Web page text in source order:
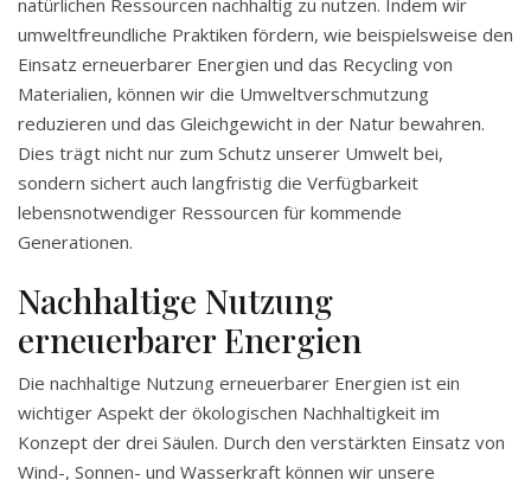
natürlichen Ressourcen nachhaltig zu nutzen. Indem wir
umweltfreundliche Praktiken fördern, wie beispielsweise den
Einsatz erneuerbarer Energien und das Recycling von
Materialien, können wir die Umweltverschmutzung
reduzieren und das Gleichgewicht in der Natur bewahren.
Dies trägt nicht nur zum Schutz unserer Umwelt bei,
sondern sichert auch langfristig die Verfügbarkeit
lebensnotwendiger Ressourcen für kommende
Generationen.
Nachhaltige Nutzung
erneuerbarer Energien
Die nachhaltige Nutzung erneuerbarer Energien ist ein
wichtiger Aspekt der ökologischen Nachhaltigkeit im
Konzept der drei Säulen. Durch den verstärkten Einsatz von
Wind-, Sonnen- und Wasserkraft können wir unsere